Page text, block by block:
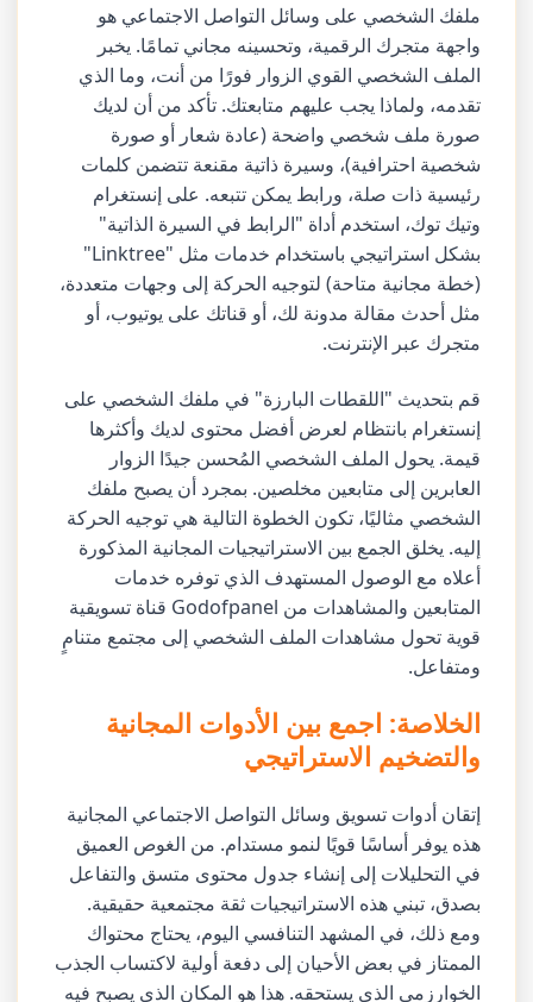
ملفك الشخصي على وسائل التواصل الاجتماعي هو
واجهة متجرك الرقمية، وتحسينه مجاني تمامًا. يخبر
الملف الشخصي القوي الزوار فورًا من أنت، وما الذي
تقدمه، ولماذا يجب عليهم متابعتك. تأكد من أن لديك
صورة ملف شخصي واضحة (عادة شعار أو صورة
شخصية احترافية)، وسيرة ذاتية مقنعة تتضمن كلمات
رئيسية ذات صلة، ورابط يمكن تتبعه. على إنستغرام
وتيك توك، استخدم أداة "الرابط في السيرة الذاتية"
بشكل استراتيجي باستخدام خدمات مثل "Linktree"
(خطة مجانية متاحة) لتوجيه الحركة إلى وجهات متعددة،
مثل أحدث مقالة مدونة لك، أو قناتك على يوتيوب، أو
متجرك عبر الإنترنت.
قم بتحديث "اللقطات البارزة" في ملفك الشخصي على
إنستغرام بانتظام لعرض أفضل محتوى لديك وأكثرها
قيمة. يحول الملف الشخصي المُحسن جيدًا الزوار
العابرين إلى متابعين مخلصين. بمجرد أن يصبح ملفك
الشخصي مثاليًا، تكون الخطوة التالية هي توجيه الحركة
إليه. يخلق الجمع بين الاستراتيجيات المجانية المذكورة
أعلاه مع الوصول المستهدف الذي توفره خدمات
المتابعين والمشاهدات من Godofpanel قناة تسويقية
قوية تحول مشاهدات الملف الشخصي إلى مجتمع متنامٍ
ومتفاعل.
الخلاصة: اجمع بين الأدوات المجانية
والتضخيم الاستراتيجي
إتقان أدوات تسويق وسائل التواصل الاجتماعي المجانية
هذه يوفر أساسًا قويًا لنمو مستدام. من الغوص العميق
في التحليلات إلى إنشاء جدول محتوى متسق والتفاعل
بصدق، تبني هذه الاستراتيجيات ثقة مجتمعية حقيقية.
ومع ذلك، في المشهد التنافسي اليوم، يحتاج محتواك
الممتاز في بعض الأحيان إلى دفعة أولية لاكتساب الجذب
الخوارزمي الذي يستحقه. هذا هو المكان الذي يصبح فيه